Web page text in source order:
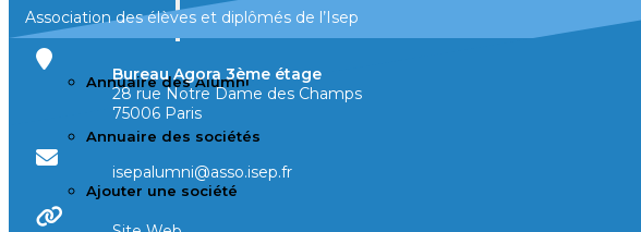
Annuaire des Alumni
Annuaire des sociétés
Ajouter une société
Association des élèves et diplômés de l’Isep
Bureau Agora 3ème étage
28 rue Notre Dame des Champs
75006 Paris
isepalumni@asso.isep.fr